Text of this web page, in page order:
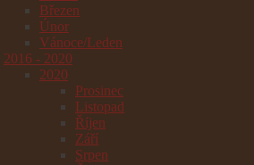
Březen
Únor
Vánoce/Leden
2016 - 2020
2020
Prosinec
Listopad
Říjen
Září
Srpen